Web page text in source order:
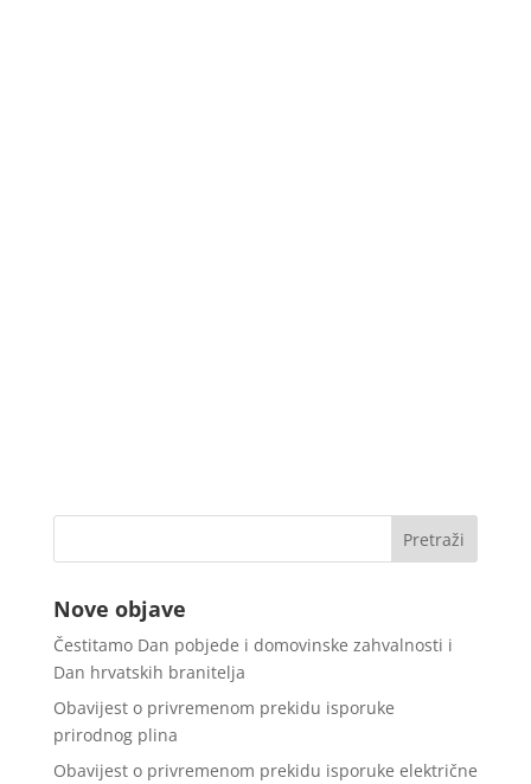
Nove objave
Čestitamo Dan pobjede i domovinske zahvalnosti i
Dan hrvatskih branitelja
Obavijest o privremenom prekidu isporuke
prirodnog plina
Obavijest o privremenom prekidu isporuke električne